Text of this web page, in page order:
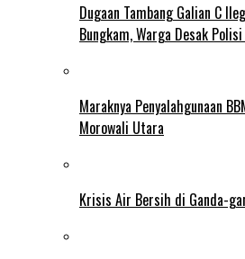
Dugaan Tambang Galian C
Bungkam, Warga Desak
Maraknya Penyalahgunaan
Morowali Utara
Krisis Air Bersih di Ganda-